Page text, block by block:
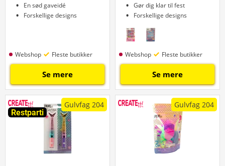
En sød gaveidé
Forskellige designs
Webshop Fleste butikker
Se mere
Gør dig klar til fest
Forskellige designs
Webshop Fleste butikker
Se mere
Restparti
Gulvfag 204 Gulvfag 204